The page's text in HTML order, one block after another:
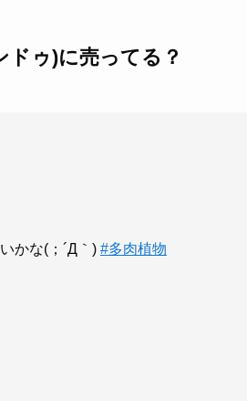
ゥ)に売ってる？
かな(；´Д｀) #多肉植物